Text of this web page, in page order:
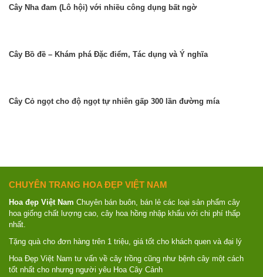
Cây Nha đam (Lô hội) với nhiều công dụng bất ngờ
Cây Bồ đề – Khám phá Đặc điểm, Tác dụng và Ý nghĩa
Cây Cỏ ngọt cho độ ngọt tự nhiên gấp 300 lần đường mía
CHUYÊN TRANG HOA ĐẸP VIỆT NAM
Hoa đẹp Việt Nam Chuyên bán buôn, bán lẻ các loại sản phẩm cây
hoa giống chất lượng cao, cây hoa hồng nhập khẩu với chi phí thấp
nhất.
Tặng quà cho đơn hàng trên 1 triệu, giá tốt cho khách quen và đại lý
Hoa Đẹp Việt Nam tư vấn về cây trồng cũng như bệnh cây một cách
tốt nhất cho nhưng người yêu Hoa Cây Cảnh